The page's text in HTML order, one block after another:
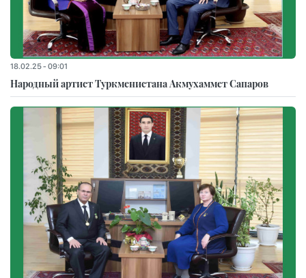
18.02.25 - 09:01
Народный артист Туркменистана Акмухаммет Сапаров